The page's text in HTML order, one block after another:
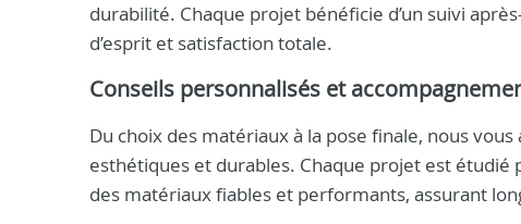
durabilité. Chaque projet bénéficie d’un suivi
d’esprit et satisfaction totale.
Conseils personnalisés et
Du choix des matériaux à la pose finale, nous
esthétiques et durables. Chaque projet est
des matériaux fiables et performants, assurant